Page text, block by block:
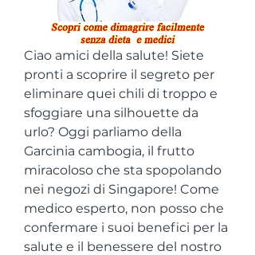
Ciao amici della salute! Siete
pronti a scoprire il segreto per
eliminare quei chili di troppo e
sfoggiare una silhouette da
urlo? Oggi parliamo della
Garcinia cambogia, il frutto
miracoloso che sta spopolando
nei negozi di Singapore! Come
medico esperto, non posso che
confermare i suoi benefici per la
salute e il benessere del nostro